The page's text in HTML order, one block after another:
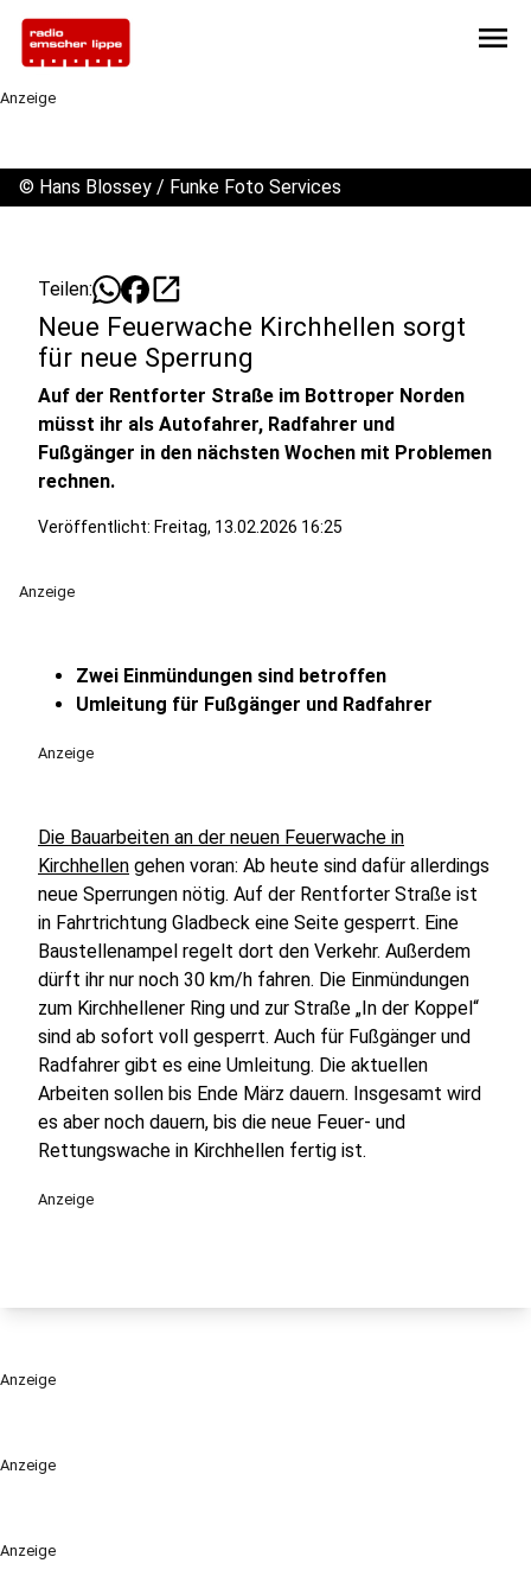
menu
Anzeige
Anzeige
Anzeige
© Hans Blossey / Funke Foto Services
Teilen: open_in_new
Neue Feuerwache Kirchhellen sorgt
für neue Sperrung
Auf der Rentforter Straße im Bottroper Norden
müsst ihr als Autofahrer, Radfahrer und
Fußgänger in den nächsten Wochen mit Problemen
rechnen.
Veröffentlicht: Freitag, 13.02.2026 16:25
Anzeige
Zwei Einmündungen sind betroffen
Umleitung für Fußgänger und Radfahrer
Anzeige
Die Bauarbeiten an der neuen Feuerwache in
Kirchhellen gehen voran: Ab heute sind dafür allerdings
neue Sperrungen nötig. Auf der Rentforter Straße ist
in Fahrtrichtung Gladbeck eine Seite gesperrt. Eine
Baustellenampel regelt dort den Verkehr. Außerdem
dürft ihr nur noch 30 km/h fahren. Die Einmündungen
zum Kirchhellener Ring und zur Straße „In der Koppel“
sind ab sofort voll gesperrt. Auch für Fußgänger und
Radfahrer gibt es eine Umleitung. Die aktuellen
Arbeiten sollen bis Ende März dauern. Insgesamt wird
es aber noch dauern, bis die neue Feuer- und
Rettungswache in Kirchhellen fertig ist.
Anzeige
Anzeige